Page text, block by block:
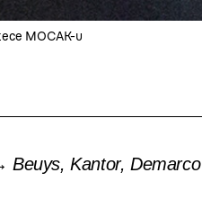
MOCAK-u
Beuys, Kantor, Demarco